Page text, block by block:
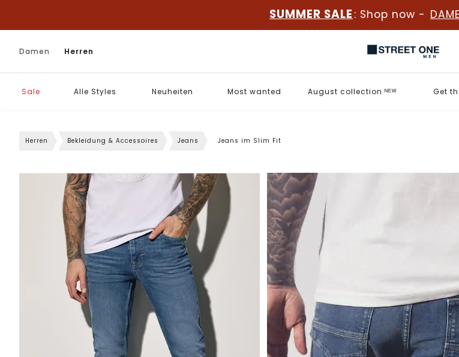
SUMMER SALE : Shop now -
Damen Herren
Sale Alle Styles Neuheiten Most wanted August collection ᴺᴱᵂ Get
Herren Bekleidung & Accessoires Jeans Jeans im Slim Fit